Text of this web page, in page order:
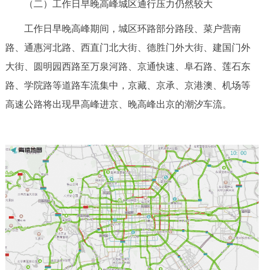
（二）工作日早晚高峰城区通行压力仍然较大
工作日早晚高峰期间，城区环路部分路段、菜户营南
路、通惠河北路、西直门北大街、德胜门外大街、建国门外
大街、圆明园西路至万泉河路、京通快速、阜石路、莲石东
路、学院路等道路车流集中，京藏、京承、京港澳、机场等
高速公路将出现早高峰进京、晚高峰出京的潮汐车流。